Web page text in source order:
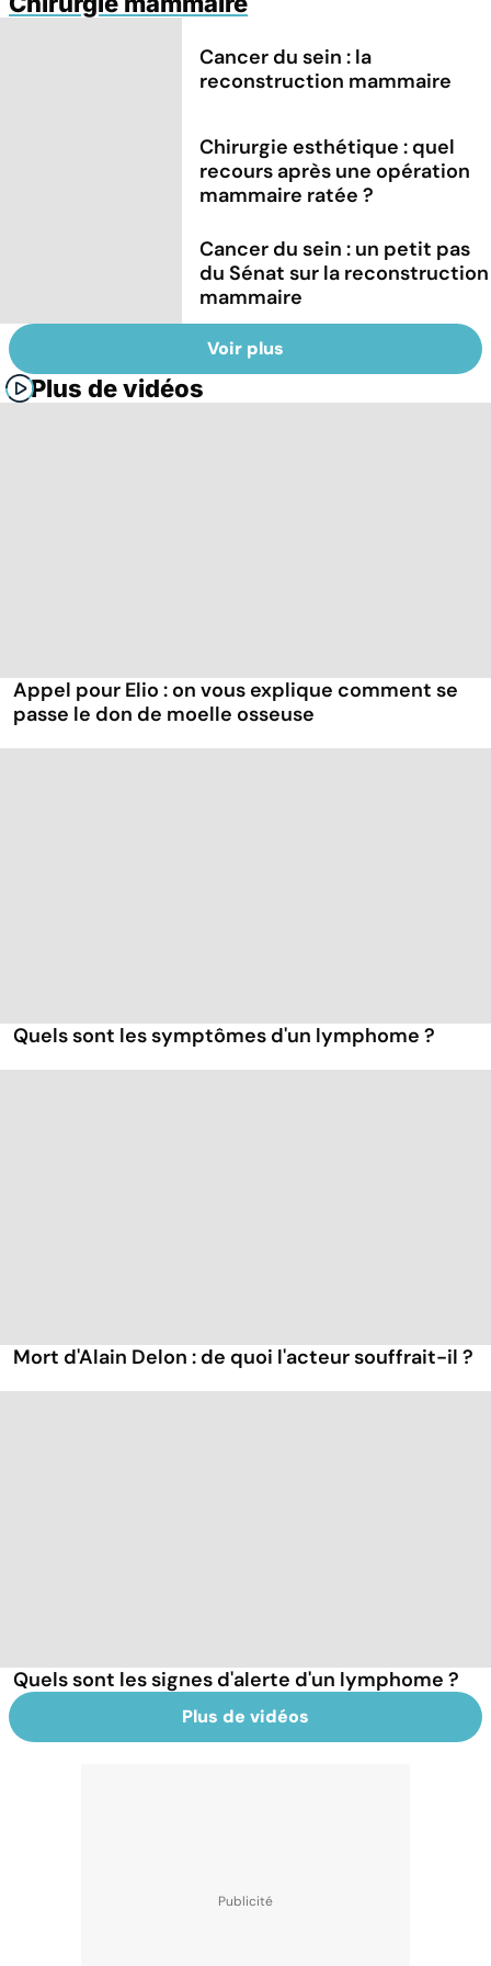
Cancer du sein : la
reconstruction mammaire
Chirurgie esthétique : quel
recours après une opération
mammaire ratée ?
Cancer du sein : un petit pas
du Sénat sur la reconstruction
mammaire
Voir plus
Plus de vidéos
Appel pour Elio : on vous explique comment se
passe le don de moelle osseuse
Quels sont les symptômes d'un lymphome ?
Mort d'Alain Delon : de quoi l'acteur souffrait-il ?
Quels sont les signes d'alerte d'un lymphome ?
Plus de vidéos